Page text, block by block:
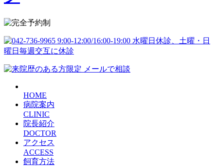
HOME
病院案内
CLINIC
院長紹介
DOCTOR
アクセス
ACCESS
飼育方法